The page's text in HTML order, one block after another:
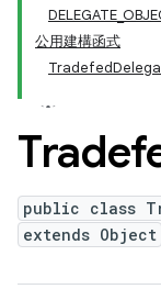
公用建構函式
public class
extends Object